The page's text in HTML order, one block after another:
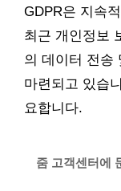
GDPR은 지속
최근 개인정보
의 데이터 전송
마련되고 있습
요합니다.
줌 고객센터에